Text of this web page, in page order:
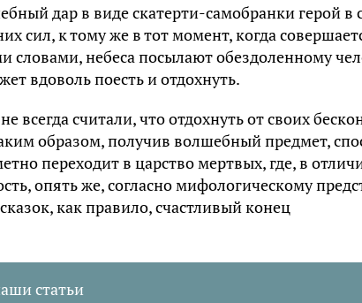
дар в виде скатерти-самобранки герой в
сил, к тому же в тот момент, когда
словами, небеса посылают обездоленному
вдоволь поесть и отдохнуть.
всегда считали, что отдохнуть от своих
образом, получив волшебный предмет,
переходит в царство мертвых, где, в
опять же, согласно мифологическому
как правило, счастливый конец
статьи